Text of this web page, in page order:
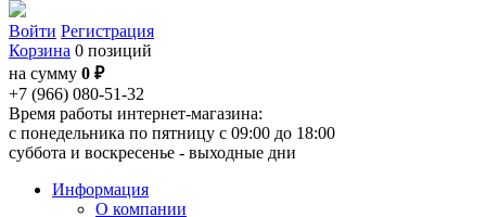
Войти Регистрация
Корзина 0 позиций
на сумму 0 ₽
+7 (966) 080-51-32
Время работы интернет-магазина:
с понедельника по пятницу с 09:00 до 18:00
суббота и воскресенье - выходные дни
Информация
О компании